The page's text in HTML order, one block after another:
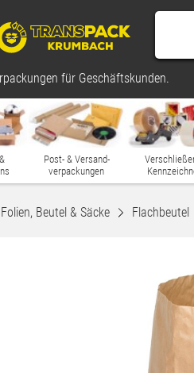
für Geschäftskunden.
Post- & Versand-
verpackungen
Folien, Beutel & Säcke Flachbeutel